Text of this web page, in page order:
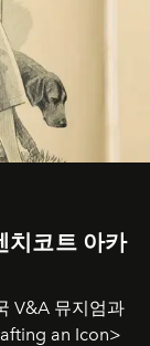
치코트 아카
V&A 뮤지엄과
an Icon>